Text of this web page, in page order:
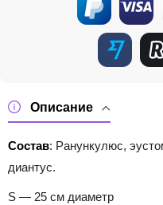
Описание
Состав: Ранункулюс,
диантус.
S — 25 см диаметр